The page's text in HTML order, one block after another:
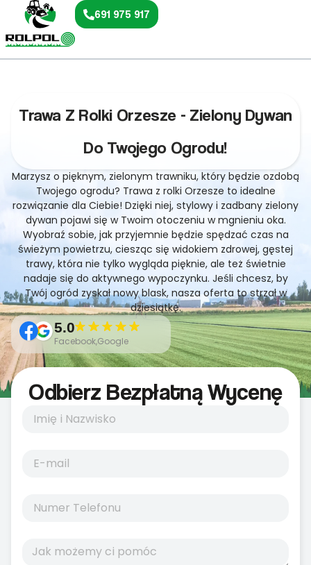
691 975 917
Trawa Z Rolki Orzesze - Zielony Dywan
Do Twojego Ogrodu!
Marzysz o pięknym, zielonym trawniku, który będzie ozdobą
Twojego ogrodu? Trawa z rolki Orzesze to idealne
rozwiązanie dla Ciebie! Dzięki niej, stylowy i zadbany zielony
dywan pojawi się w Twoim otoczeniu w mgnieniu oka.
Wyobraź sobie, jak przyjemnie będzie spędzać czas na
świeżym powietrzu, ciesząc się widokiem zdrowej, gęstej
trawy, która nie tylko wygląda pięknie, ale też świetnie
nadaje się do aktywnego wypoczynku. Jeśli chcesz, by
Twój ogród zyskał nowy blask, nasza oferta to strzał w
dziesiątkę.
5.0
Facebook,Google
Odbierz Bezpłatną Wycenę